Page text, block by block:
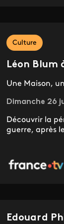
Culture
Léon Blum
Une Maison,
Dimanche 26
Découvrir la
guerre, après
Edouard